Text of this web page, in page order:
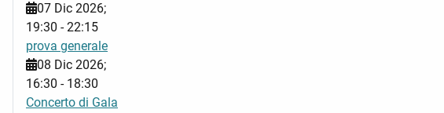
07 Dic 2026;
19:30 -22:15
prova generale
08 Dic 2026;
16:30 - 18:30
Concerto di Gala